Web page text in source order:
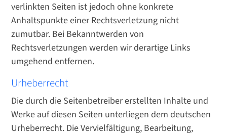
verlinkten Seiten ist jedoch ohne konkrete
Anhaltspunkte einer Rechtsverletzung nicht
zumutbar. Bei Bekanntwerden von
Rechtsverletzungen werden wir derartige Links
umgehend entfernen.
Urheberrecht
Die durch die Seitenbetreiber erstellten Inhalte und
Werke auf diesen Seiten unterliegen dem deutschen
Urheberrecht. Die Vervielfältigung, Bearbeitung,